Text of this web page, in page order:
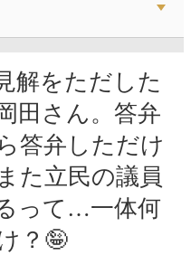
解をただした
田さん。答弁
答弁しただけ
た立民の議員
って…一体何
？🤪